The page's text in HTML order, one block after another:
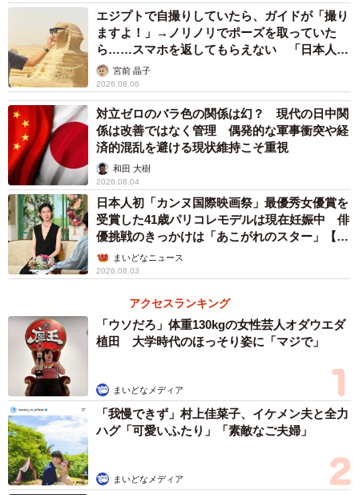
（ボンクレ台湾さん提供）
エジプトで自撮りしていたら、ガイドが「撮り
ますよ！」→ノリノリでポーズを取っていた
ら……スマホを返してもらえない 「日本人は
カモ代表かも」「私は6時間で3万円払った」
宮前 晶子
2026.08.06
対立ゼロのバラ色の関係は幻？ 現代の日中関
係は改善ではなく管理 偶発的な軍事衝突や経
済的混乱を避ける現状維持こそ重視
和田 大樹
2026.08.04
日本人初「カンヌ国際映画祭」最優秀女優賞を
受賞した41歳パリコレモデルは現在妊娠中 俳
優挑戦のきっかけは「あこがれのスター」【徹
子の部屋】
まいどなニュース
2026.08.03
アクセスランキング
「ウソだろ」体重130kgの女性芸人オダウエダ
植田 大学時代のほっそり姿に「マジで」
まいどなメディア
「我慢できず」村上佳菜子、イケメン夫と全力
ハグ「可愛いふたり」「素敵なご夫婦」
まいどなメディア